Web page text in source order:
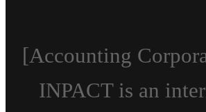
[Accounting
INPACT is an